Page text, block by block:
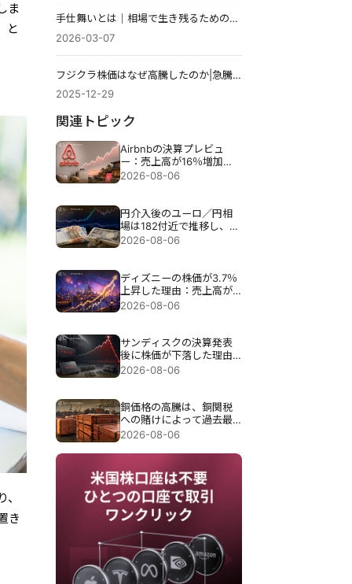
ま
と
き
手仕舞いとは｜相場で生き残るための基礎知識
2026-03-07
フジクラ株価はなぜ高騰したのか|急騰の背景と今後の見通しを徹底解説
2025-12-29
関連トピック
Airbnbの決算プレビュ
ー：売上高が16％増加し
ても、Airbnbの株価が下
2026-08-06
円介入後のユーロ／円相
場は182付近で推移し、円
介入が試される。
2026-08-06
ディズニーの株価が3.7％
上昇した理由：売上高が
予想を下回ったにもかか
2026-08-06
サンディスクの決算発表
後に株価が下落した理由
は、過去最高の89億7000
とだ。
2026-08-06
銅価格の高騰は、銅関税
への賭けによって過去最
高の6,703ドルまで押し上
2026-08-06